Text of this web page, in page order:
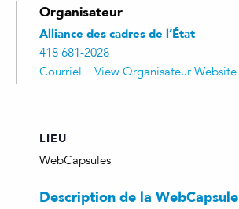
Organisateur
Alliance des cadres de l’État
418 681-2028
Courriel
View Organisateur Website
LIEU
WebCapsules
Description de la WebCapsule